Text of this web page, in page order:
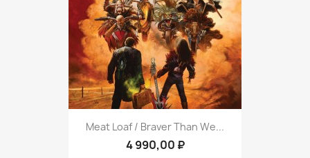
Meat Loaf / Braver Than We...
4 990,00 ₽